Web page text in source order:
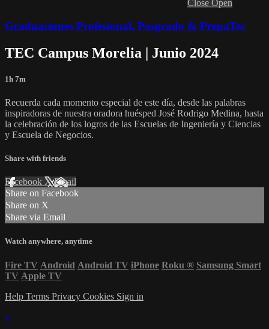
Close Open
Graduaciones Profesional, Posgrado & PrepaTec
TEC Campus Morelia | Junio 2024
1h 7m
Recuerda cada momento especial de este día, desde las palabras
inspiradoras de nuestra oradora huésped José Rodrigo Medina, hasta
la celebración de los logros de las Escuelas de Ingeniería y Ciencias
y Escuela de Negocios.
Share with friends
Facebook XEmail
Share on Facebook
Share on X
Share via Email
Watch anywhere, anytime
Fire TV Android Android TV iPhone Roku ® Samsung Smart
TV Apple TV
Help Terms Privacy Cookies Sign in
×